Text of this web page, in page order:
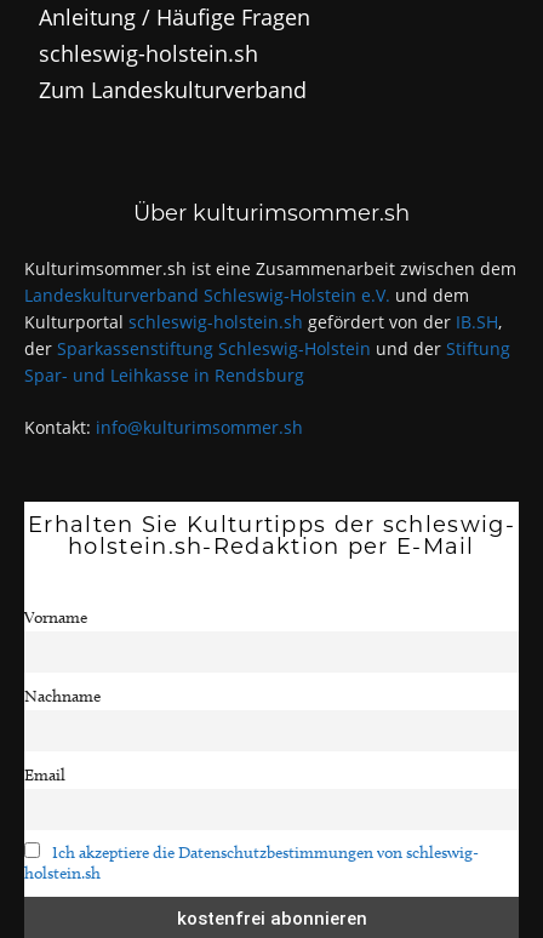
Anleitung / Häufige Fragen
schleswig-holstein.sh
Zum Landeskulturverband
Über kulturimsommer.sh
Kulturimsommer.sh ist eine Zusammenarbeit zwischen dem
Landeskulturverband Schleswig-Holstein e.V. und dem
Kulturportal schleswig-holstein.sh gefördert von der IB.SH,
der Sparkassenstiftung Schleswig-Holstein und der Stiftung
Spar- und Leihkasse in Rendsburg
Kontakt: info@kulturimsommer.sh
Erhalten Sie Kulturtipps der schleswig-
holstein.sh-Redaktion per E-Mail
Vorname
Nachname
Email
Ich akzeptiere die Datenschutzbestimmungen von schleswig-
holstein.sh